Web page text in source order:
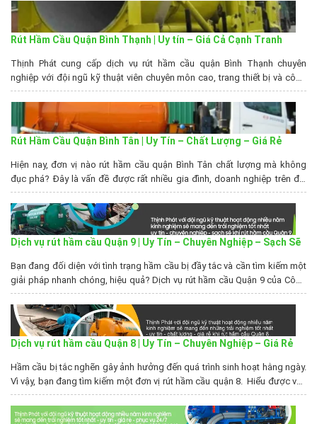
dịch vụ rút hầm cầu...
Rút Hầm Cầu Quận Bình Thạnh | Uy tín – Giá Cả Cạnh Tranh
Thịnh Phát cung cấp dịch vụ rút hầm cầu quận Bình Thạnh chuyên
nghiệp với đội ngũ kỹ thuật viên chuyên môn cao, trang thiết bị và công
nghệ hiện đại. Công ty cam kết mang đến cho khách hàng dịch vụ nhanh
chóng, hiệu quả và an toàn. Đồng thời gia thành dịch vụ...
Rút Hầm Cầu Quận Bình Tân | Uy Tín – Chất Lượng – Giá Rẻ
Hiện nay, đơn vị nào rút hầm cầu quận Bình Tân chất lượng mà không
đục phá? Đây là vấn đề được rất nhiều gia đình, doanh nghiệp trên địa
bàn quận quan tâm. Hiểu được điều này, công ty Thịnh Phát đã cho ra
đời đời dịch vụ thông rút hầm cầu triệt để...
Dịch vụ rút hầm cầu Quận 9 | Uy Tín – Chuyên Nghiệp – Sạch Sẽ
Bạn đang đối diện với tình trạng hầm cầu bị đầy tắc và cần tìm kiếm một
giải pháp nhanh chóng, hiệu quả? Dịch vụ rút hầm cầu Quận 9 của Công
ty TNHH TMDV Vệ Sinh Môi Trường Thịnh Phát sẽ giúp bạn giải quyết
mọi vấn đề liên quan đến hệ thống thoát...
Dịch vụ rút hầm cầu Quận 8 | Uy Tín – Chuyên Nghiệp – Giá Rẻ
Hầm cầu bị tắc nghẽn gây ảnh hưởng đến quá trình sinh hoạt hằng ngày.
Vì vậy, bạn đang tìm kiếm một đơn vị rút hầm cầu quận 8. Hiểu được vấn
đề đó, Rút hầm cầu Thịnh Phát đã có mặt và cam kết sẽ mang đến cho
bạn dịch vụ rút hầm cầu...